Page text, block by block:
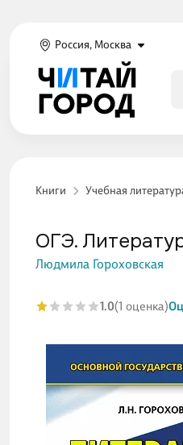
Россия, Москва
Книги Учебная
ОГЭ.
Людмила Гороховская
1.0(1 оценка)